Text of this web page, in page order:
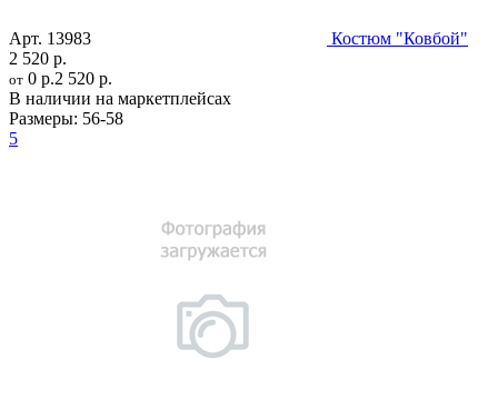
Арт. 13983
Костюм "Ковбой"
2 520 р.
от 0 р.2 520 р.
В наличии на маркетплейсах
Размеры: 56-58
5